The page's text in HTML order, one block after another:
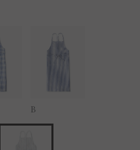
B